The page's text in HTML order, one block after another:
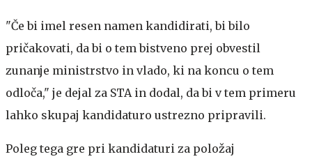
"Če bi imel resen namen kandidirati, bi bilo
pričakovati, da bi o tem bistveno prej obvestil
zunanje ministrstvo in vlado, ki na koncu o tem
odloča," je dejal za STA in dodal, da bi v tem primeru
lahko skupaj kandidaturo ustrezno pripravili.
Poleg tega gre pri kandidaturi za položaj